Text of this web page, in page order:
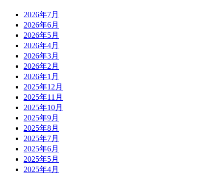
2026年7月
2026年6月
2026年5月
2026年4月
2026年3月
2026年2月
2026年1月
2025年12月
2025年11月
2025年10月
2025年9月
2025年8月
2025年7月
2025年6月
2025年5月
2025年4月